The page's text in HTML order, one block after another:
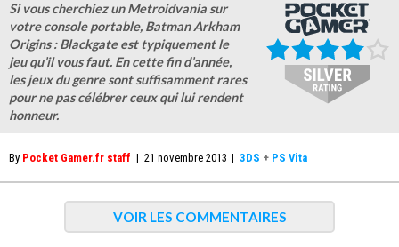
Si vous cherchiez un Metroidvania sur
votre console portable, Batman Arkham
Origins : Blackgate est typiquement le
jeu qu’il vous faut. En cette fin d’année,
les jeux du genre sont suffisamment rares
pour ne pas célébrer ceux qui lui rendent
honneur.
By Pocket Gamer.fr staff | 21 novembre 2013 | 3DS + PS Vita
VOIR LES COMMENTAIRES